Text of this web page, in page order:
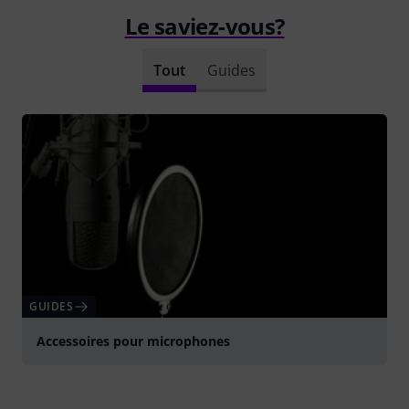
Le saviez-vous?
Tout Guides
GUIDES
Accessoires pour microphones